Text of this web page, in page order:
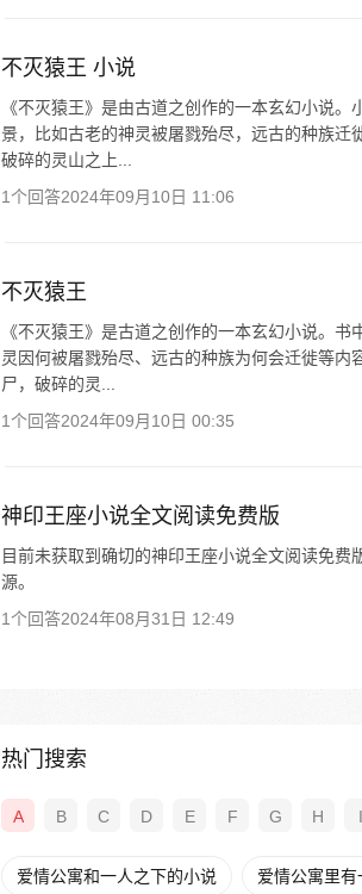
不灭猿王 小说
《不灭猿王》是由古道之创作的一本玄幻小说
景，比如古老的神灵被屠戮殆尽，远古的种族迁
破碎的灵山之上...
1个回答2024年09月10日 11:06
不灭猿王
《不灭猿王》是古道之创作的一本玄幻小说。
灵因何被屠戮殆尽、远古的种族为何会迁徙等
尸，破碎的灵...
1个回答2024年09月10日 00:35
神印王座小说全文阅读免费版
目前未获取到确切的神印王座小说全文阅读免
源。
1个回答2024年08月31日 12:49
热门搜索
A B C D E F G H I
爱情公寓和一人之下的小说 爱情公寓里